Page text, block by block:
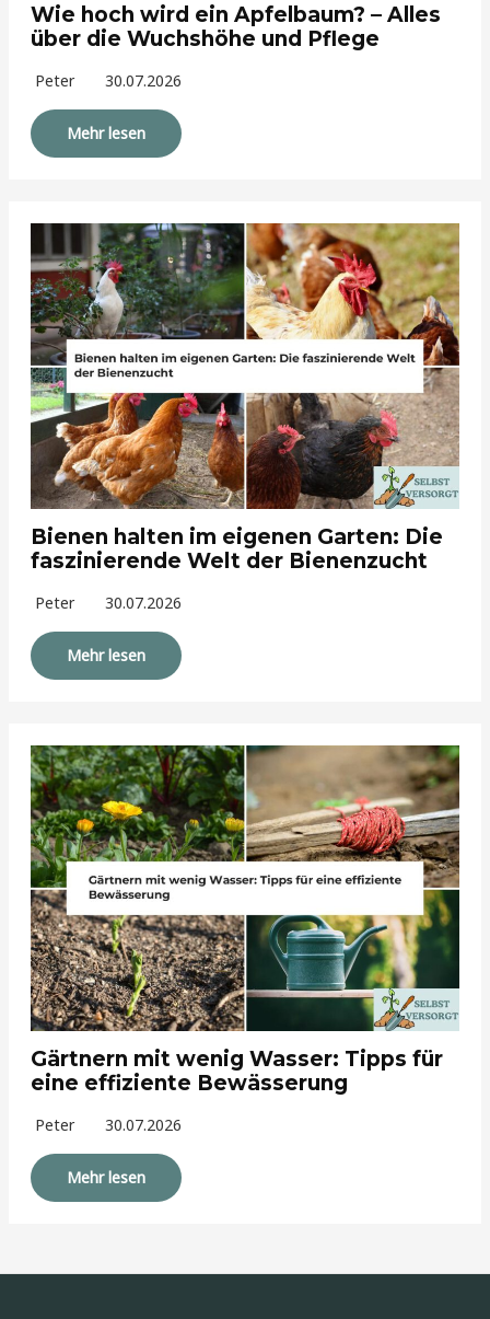
Wie hoch wird ein Apfelbaum? – Alles
über die Wuchshöhe und Pflege
Peter 30.07.2026
Mehr lesen
Bienen halten im eigenen Garten: Die
faszinierende Welt der Bienenzucht
Peter 30.07.2026
Mehr lesen
Gärtnern mit wenig Wasser: Tipps für
eine effiziente Bewässerung
Peter 30.07.2026
Mehr lesen